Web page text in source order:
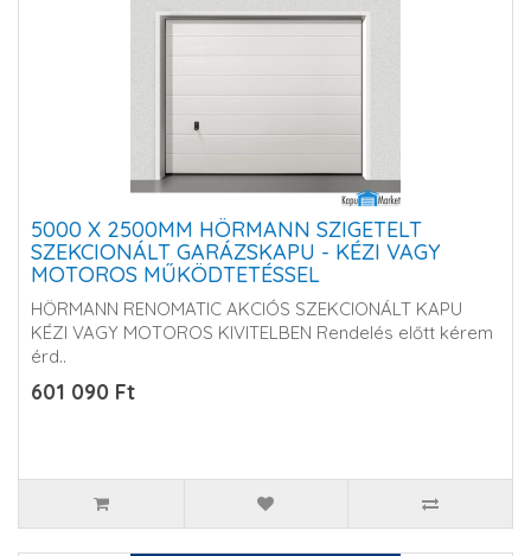
5000 X 2500MM HÖRMANN SZIGETELT
SZEKCIONÁLT GARÁZSKAPU - KÉZI VAGY
MOTOROS MŰKÖDTETÉSSEL
HÖRMANN RENOMATIC AKCIÓS SZEKCIONÁLT KAPU
KÉZI VAGY MOTOROS KIVITELBEN Rendelés előtt kérem
érd..
601 090 Ft